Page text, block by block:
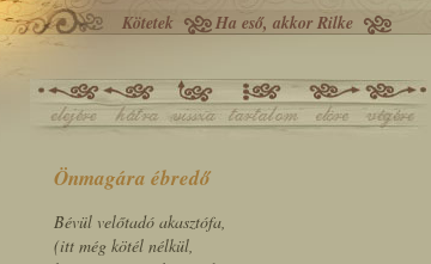
Kötetek Ha eső, akkor Rilke
Önmagára ébredő
Bévül velőtadó akasztófa,
(itt még kötél nélkül,